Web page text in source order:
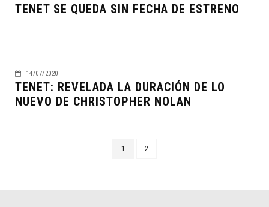
TENET SE QUEDA SIN FECHA DE ESTRENO
14/07/2020
TENET: REVELADA LA DURACIÓN DE LO
NUEVO DE CHRISTOPHER NOLAN
1 2